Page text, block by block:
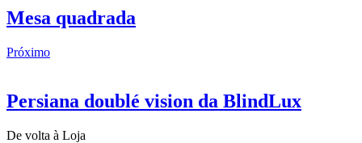
Mesa quadrada
Próximo
Persiana doublé vision da BlindLux
De volta à Loja